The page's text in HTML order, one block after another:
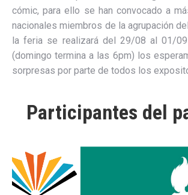
cómic, para ello se han convocado a
nacionales miembros de la agrupación
la feria se realizará del 29/08 al 01/
(domingo termina a las 6pm) los
sorpresas por parte de todos los
Participantes del